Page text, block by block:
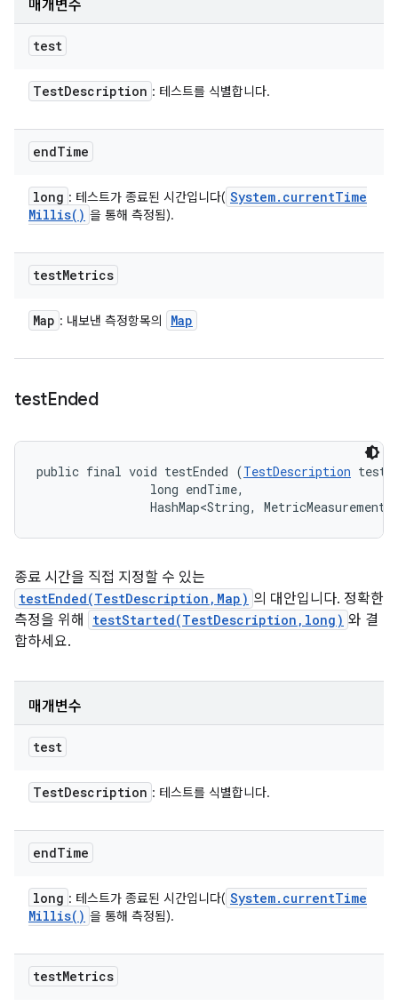
매개변수
test
TestDescription : 테스트를 식별합니다.
endTime
long : 테스트가 종료된 시간입니다( System. currentTime
Millis( ) 을 통해 측정됨).
testMetrics
Map : 내보낸 측정항목의 Map
testEnded
public final void testEnded (TestDescription
                long endTime,
HashMap<String,
종료 시간을 직접 지정할 수 있는
testEnded(TestDescription,Map) 의 대안입니다. 정확한
측정을 위해
testStarted(TestDescription,long) 와 결
합하세요.
매개변수
test
TestDescription : 테스트를 식별합니다.
endTime
long : 테스트가 종료된 시간입니다( System. currentTime
Millis( ) 을 통해 측정됨).
testMetrics